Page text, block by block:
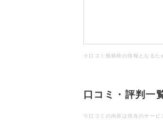
※口コミ投稿時の情報となるた
口コミ・評判一
※口コミの内容は現在のサービ